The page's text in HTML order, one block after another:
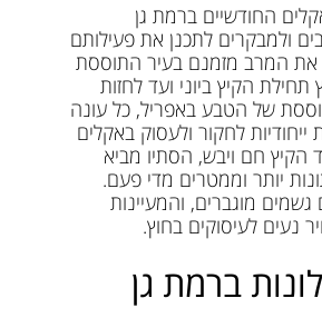
החודשיים ברמת גן
ולמבקרים לתכנן את פעילותם
את המרב מזמנם בעיר התוססת
תחילת הקיץ ביוני ועד לחזות
של הטבע באפריל, כל עונה
ייחודיות לחקור ולעסוק באקלים
הקיץ חם ויבש, הסתיו מביא
יותר וממטרים מדי פעם.
מוגברים, והמעיינות
נעים לעיסוקים בחוץ.
ברמת גן